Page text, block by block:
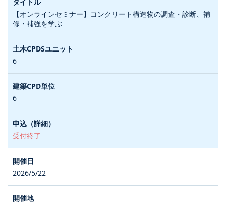
【オンラインセミナー】コンクリート構造物の調査・診断、補
修・補強を学ぶ
6
6
受付終了
2026/5/22